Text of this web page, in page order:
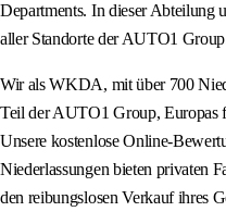
Departments. In dieser Abteilung
aller Standorte der AUTO1
Wir als WKDA, mit über 700
Teil der AUTO1 Group, Europas
Unsere kostenlose Online-
Niederlassungen bieten privaten
den reibungslosen Verkauf ihres